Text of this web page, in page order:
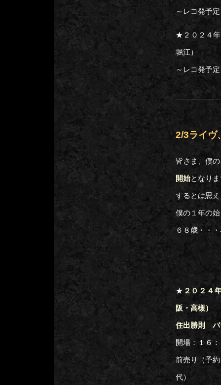
～レコ発予
★２０２４年
堀江）
～レコ発予
2/3ライヴ
皆さま、僕
開始となり
するとは思
僕の１年の
６８歳・・
★ ２０２４
阪・高槻）
住出勝則 バ
開場：１６
前売り（予
代）